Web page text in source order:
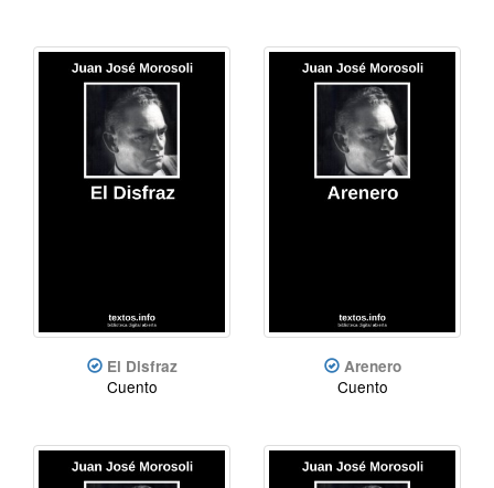
El Disfraz
Cuento
Arenero
Cuento